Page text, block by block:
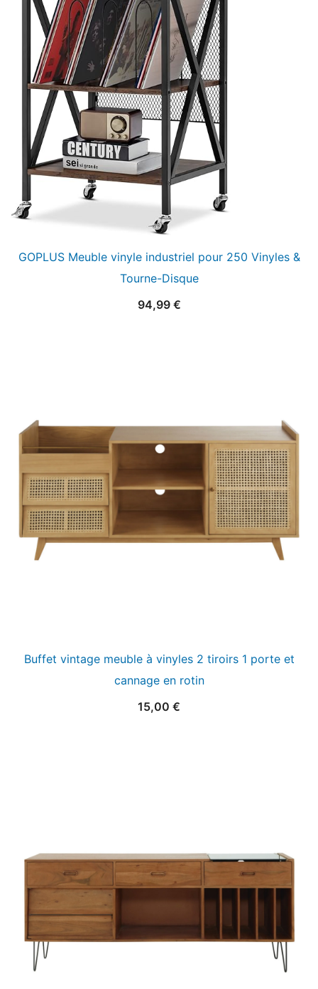
GOPLUS Meuble vinyle industriel pour 250 Vinyles &
Tourne-Disque
94,99 €
Buffet vintage meuble à vinyles 2 tiroirs 1 porte et
cannage en rotin
15,00 €